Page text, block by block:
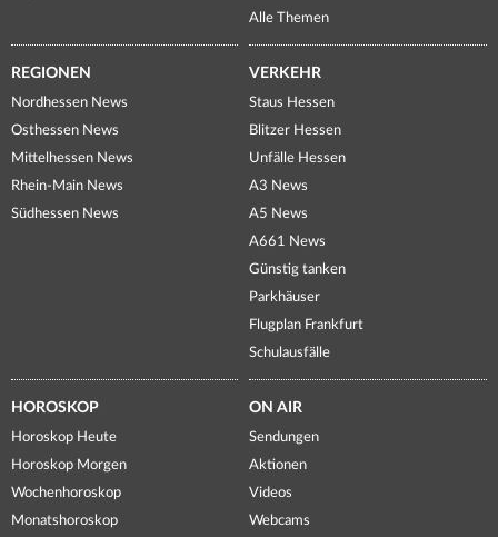
Alle Themen
REGIONEN
Nordhessen News
Osthessen News
Mittelhessen News
Rhein-Main News
Südhessen News
VERKEHR
Staus Hessen
Blitzer Hessen
Unfälle Hessen
A3 News
A5 News
A661 News
Günstig tanken
Parkhäuser
Flugplan Frankfurt
Schulausfälle
HOROSKOP
Horoskop Heute
Horoskop Morgen
Wochenhoroskop
Monatshoroskop
ON AIR
Sendungen
Aktionen
Videos
Webcams